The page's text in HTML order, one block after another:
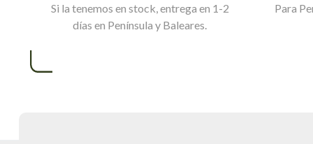
Si la tenemos en stock, entrega en 1-2
días en Península y Baleares.
Para